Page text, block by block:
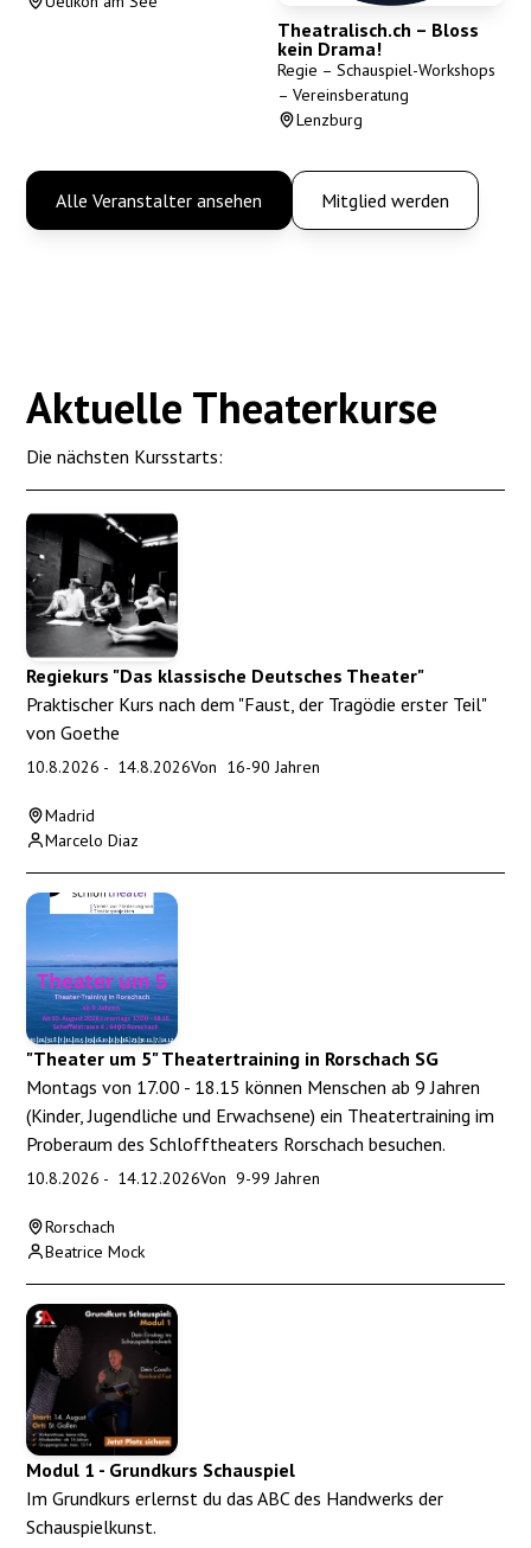
Theatralisch.ch – Bloss
kein Drama!
Regie – Schauspiel-Workshops
– Vereinsberatung
Lenzburg
Alle Veranstalter ansehen Mitglied werden
Aktuelle Theaterkurse
Die nächsten Kursstarts:
Regiekurs "Das klassische Deutsches Theater"
Praktischer Kurs nach dem "Faust, der Tragödie erster Teil"
von Goethe
10.8.2026 - 14.8.2026Von 16-90 Jahren
Madrid
Marcelo Diaz
"Theater um 5" Theatertraining in Rorschach SG
Montags von 17.00 - 18.15 können Menschen ab 9 Jahren
(Kinder, Jugendliche und Erwachsene) ein Theatertraining im
Proberaum des Schlofftheaters Rorschach besuchen.
10.8.2026 - 14.12.2026Von9-99 Jahren
Rorschach
Beatrice Mock
Modul 1 - Grundkurs Schauspiel
Im Grundkurs erlernst du das ABC des Handwerks der
Schauspielkunst.